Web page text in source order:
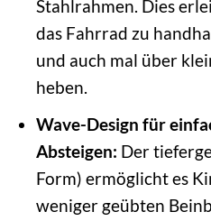
Stahlrahmen. Dies
das Fahrrad zu
und auch mal über
heben.
Wave-Design für
Absteigen: Der
Form) ermöglicht es
weniger geübten